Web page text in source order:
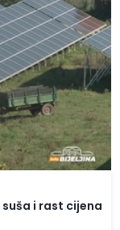
i rast cijena